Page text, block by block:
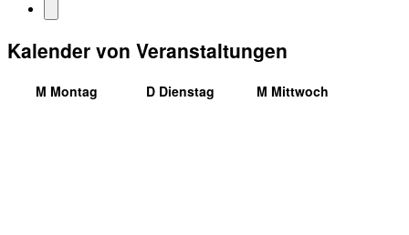
Kalender von Veranstaltungen
M Montag D Dienstag M Mittwoch